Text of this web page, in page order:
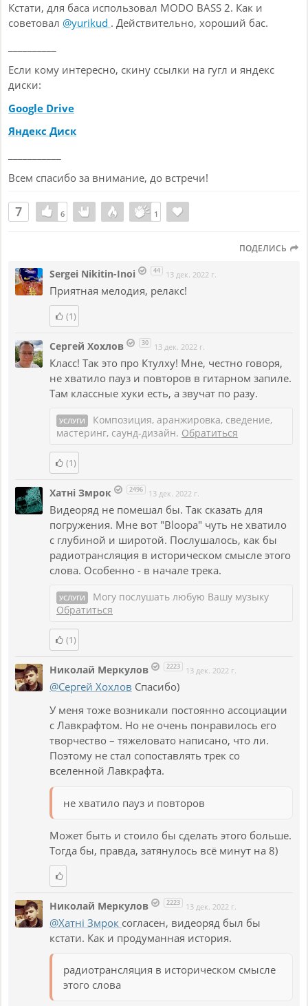
Кстати, для баса использовал MODO BASS 2. Как и
советовал @yurikud . Действительно, хороший бас.
Если кому интересно, скину ссылки на гугл и яндекс
диски:
Google Drive
Яндекс Диск
Всем спасибо за внимание, до встречи!
7 6
6 11
ПОДЕЛИСЬ
Sergei Nikitin-Inoi 44 13 дек. 2022 г.
Приятная мелодия, релакс!
(1)
Сергей Хохлов 30 13 дек. 2022 г.
Класс! Так это про Ктулху! Мне, честно говоря,
не хватило пауз и повторов в гитарном запиле.
Там классные хуки есть, а звучат по разу.
УСЛУГИ
Композиция, аранжировка, сведение,
мастеринг, саунд-дизайн. Обратиться
(1)
Хатнi Змрок 2496 13 дек. 2022 г.
Видеоряд не помешал бы. Так сказать для
погружения. Мне вот "Bloopa" чуть не хватило
с глубиной и широтой. Послушалось, как бы
радиотрансляция в историческом смысле этого
слова. Особенно - в начале трека.
УСЛУГИ
Могу послушать любую Вашу музыку
Обратиться
(1)
Николай Меркулов 2223 13 дек. 2022 г.
@Сергей Хохлов Спасибо)
У меня тоже возникали постоянно ассоциации
с Лавкрафтом. Но не очень понравилось его
творчество – тяжеловато написано, что ли.
Поэтому не стал сопоставлять трек со
вселенной Лавкрафта.
не хватило пауз и повторов
Может быть и стоило бы сделать этого больше.
Тогда бы, правда, затянулось всё минут на 8)
Николай Меркулов 2223 13 дек. 2022 г.
@Хатнi Змрок согласен, видеоряд был бы
кстати. Как и продуманная история.
радиотрансляция в историческом смысле
этого слова